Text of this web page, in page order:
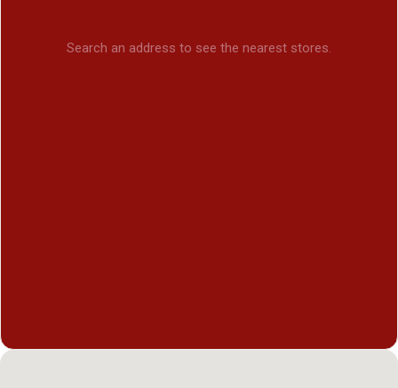
Search an address to see the nearest stores.